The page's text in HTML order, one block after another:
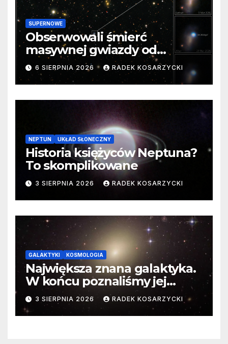
SUPERNOWE
Obserwowali śmierć
masywnej gwiazdy od
samego początku. Niezwykle
cenne dane
6 SIERPNIA 2026 RADEK KOSARZYCKI
NEPTUN UKŁAD SŁONECZNY
Historia księżyców Neptuna?
To skomplikowane
3 SIERPNIA 2026 RADEK KOSARZYCKI
GALAKTYKI KOSMOLOGIA
Największa znana galaktyka.
W końcu poznaliśmy jej
faktyczne wymiary
3 SIERPNIA 2026 RADEK KOSARZYCKI